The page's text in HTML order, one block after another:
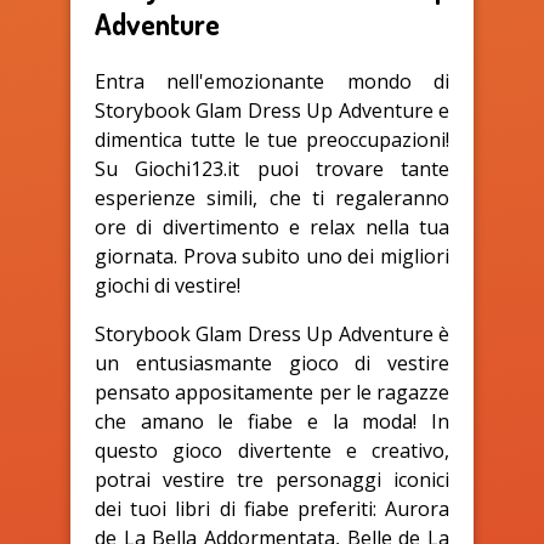
Adventure
Entra nell'emozionante mondo di
Storybook Glam Dress Up Adventure e
dimentica tutte le tue preoccupazioni!
Su Giochi123.it puoi trovare tante
esperienze simili, che ti regaleranno
ore di divertimento e relax nella tua
giornata. Prova subito uno dei migliori
giochi di vestire!
Storybook Glam Dress Up Adventure è
un entusiasmante gioco di vestire
pensato appositamente per le ragazze
che amano le fiabe e la moda! In
questo gioco divertente e creativo,
potrai vestire tre personaggi iconici
dei tuoi libri di fiabe preferiti: Aurora
de La Bella Addormentata, Belle de La